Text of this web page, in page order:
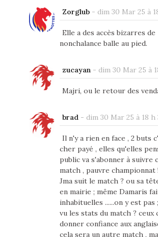
Zorglub- dim 30 Mar 25 à
Elle a des accès bizarres de
nonchalance balle au pied.
zucayan - dim 30 Mar 25 à
Majri, ou le retour des
brad - dim 30 Mar 25 à 18 h
Il n'y a rien en face , 2 buts
cher payé , elles qu'elles
public va s'abonner à suivre
match , pauvre championnat
Jma suit le match ? ou sa
en mairie ; même Damaris
inhabituelles ......on y est pas
vu les stats du match ? ceux
donner confiance aux
cela sera un autre match ,